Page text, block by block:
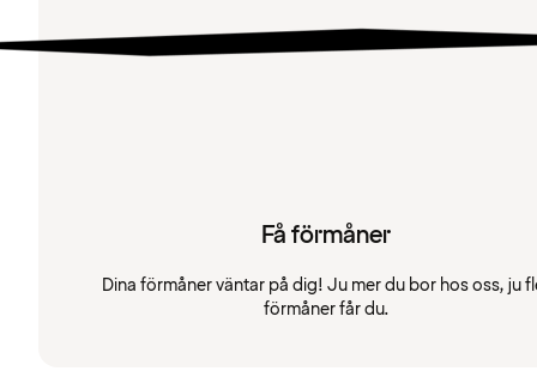
Få förmåner
Dina förmåner väntar på dig! Ju mer du bor hos oss, ju
förmåner får du.